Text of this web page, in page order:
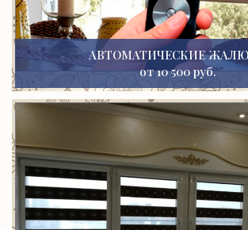
АВТОМАТИЧЕСКИЕ
от 10 500 руб.